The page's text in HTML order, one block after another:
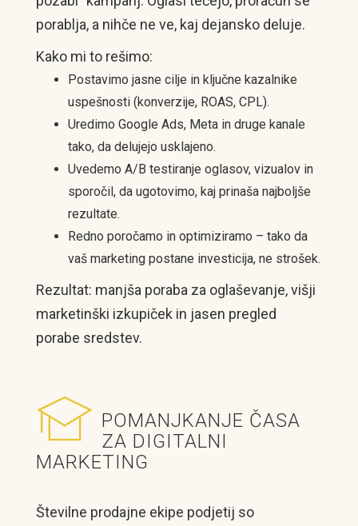
porablja, a nihče ne ve, kaj dejansko deluje.
Kako mi to rešimo:
Postavimo jasne cilje in ključne kazalnike
uspešnosti (konverzije, ROAS, CPL).
Uredimo Google Ads, Meta in druge kanale
tako, da delujejo usklajeno.
Uvedemo A/B testiranje oglasov, vizualov in
sporočil, da ugotovimo, kaj prinaša najboljše
rezultate.
Redno poročamo in optimiziramo – tako da
vaš marketing postane investicija, ne strošek.
Rezultat: manjša poraba za oglaševanje, višji
marketinški izkupiček in jasen pregled
porabe sredstev.
POMANJKANJE ČASA
ZA DIGITALNI
MARKETING
Številne prodajne ekipe podjetij so